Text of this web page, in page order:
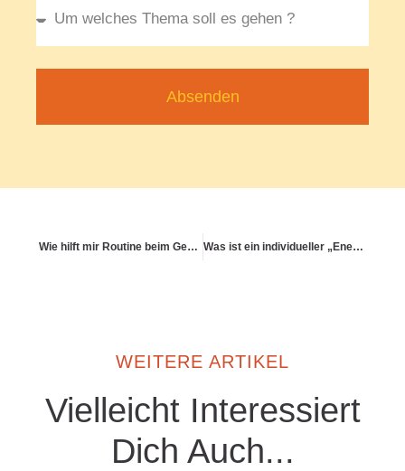
Absenden
Wie hilft mir Routine beim Gesundbleiben? Was ist ein individueller „Energiekompass“?
WEITERE ARTIKEL
Vielleicht Interessiert
Dich Auch...